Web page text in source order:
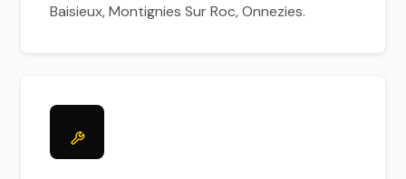
Baisieux, Montignies Sur Roc, Onnezies.